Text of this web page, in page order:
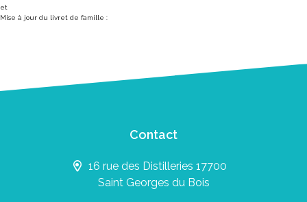
et
Mise à jour du livret de famille :
Contact
16 rue des Distilleries 17700
Saint Georges du Bois